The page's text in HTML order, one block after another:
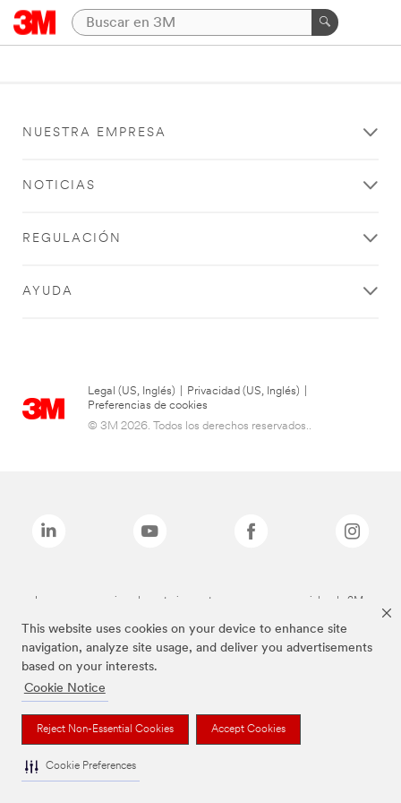
This website uses cookies on your device to enhance site
navigation, analyze site usage, and deliver you advertisements
based on your interests.
Cookie Notice
Reject Non-Essential Cookies Accept Cookies
Cookie Preferences
NUESTRA EMPRESA
NOTICIAS
REGULACIÓN
AYUDA
Legal (US, Inglés) Privacidad (US, Inglés)
Preferencias de cookies
© 3M 2026. Todos los derechos reservados..
Las marcas mencionadas anteriormente son marcas comerciales de 3M.